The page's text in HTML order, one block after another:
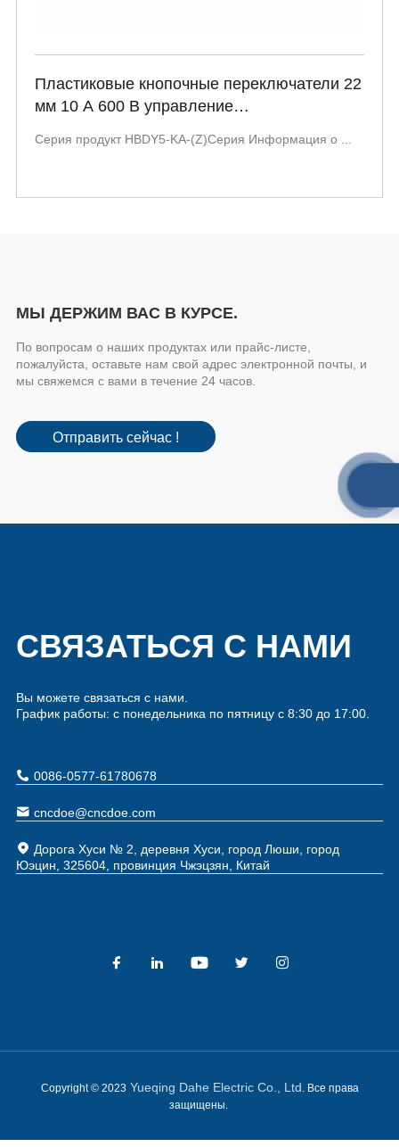
Пластиковые кнопочные переключатели 22
мм 10 А 600 В управление
самосброса HBDY5-KA-(Z) Серия
Серия продукт HBDY5-KA-(Z)Серия Информация о ...
МЫ ДЕРЖИМ ВАС В КУРСЕ.
По вопросам о наших продуктах или прайс-листе,
пожалуйста, оставьте нам свой адрес электронной почты, и
мы свяжемся с вами в течение 24 часов.
Отправить сейчас !
СВЯЗАТЬСЯ С НАМИ
Вы можете связаться с нами.
График работы: с понедельника по пятницу с 8:30 до 17:00.
0086-0577-61780678
cncdoe@cncdoe.com
Дорога Хуси № 2, деревня Хуси, город Люши, город
Юэцин, 325604, провинция Чжэцзян, Китай
Copyright © 2023 Yueqing Dahe Electric Co., Ltd. Все права
защищены.